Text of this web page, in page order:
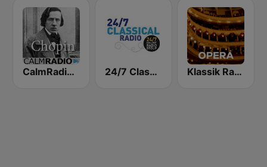
CalmRadio.com - Chopin 24/7 Classical Radio Klassik Radio Opera